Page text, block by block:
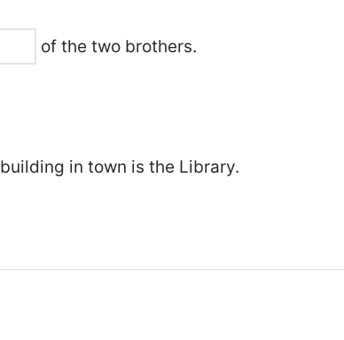
of the two brothers.
building in town is the Library.